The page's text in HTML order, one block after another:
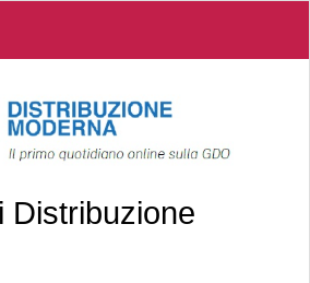
Distribuzione